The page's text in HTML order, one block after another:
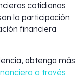
cotidianas
la participación
financiera
obtenga más
a través